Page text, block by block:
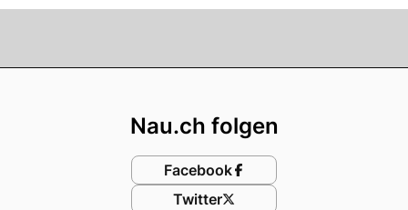
Nau.ch folgen
Facebook
Twitter